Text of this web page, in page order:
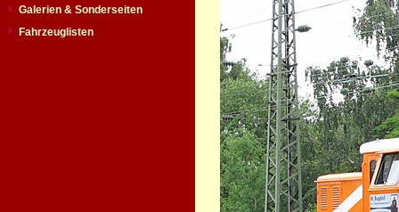
Galerien & Sonderseiten
Fahrzeuglisten